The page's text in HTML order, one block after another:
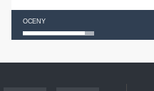
OCENY